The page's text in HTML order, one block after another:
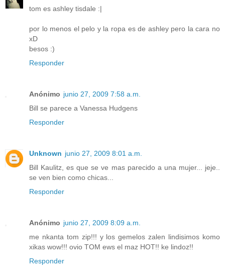
tom es ashley tisdale :|
por lo menos el pelo y la ropa es de ashley pero la cara no
xD
besos :)
Responder
Anónimo junio 27, 2009 7:58 a.m.
Bill se parece a Vanessa Hudgens
Responder
Unknown junio 27, 2009 8:01 a.m.
Bill Kaulitz, es que se ve mas parecido a una mujer... jeje..
se ven bien como chicas...
Responder
Anónimo junio 27, 2009 8:09 a.m.
me nkanta tom zip!!! y los gemelos zalen lindisimos komo
xikas wow!!! ovio TOM ews el maz HOT!! ke lindoz!!
Responder